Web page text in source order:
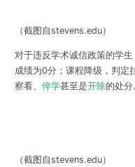
（截图自stevens.edu）
对于违反学术诚信政策的学
成绩为0分；课程降级，判定
察看、 停学甚至是开除的处分
（截图自stevens.edu）